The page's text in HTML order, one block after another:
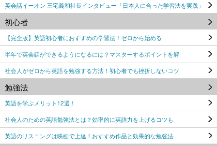
英会話イーオン 三宅義和社長インタビュー「日本人に合った学習法を実践」
初心者
【完全版】英語初心者におすすめの学習法！ゼロから始める
半年で英会話ができるようになるには？マスターするポイントを解
社会人がゼロから英語を勉強する方法！初心者でも挫折しないコツ
勉強法
英語を学ぶメリット12選！
社会人のための英語勉強法とは？効率的に英語力を上げるコツも
英語のリスニングは映画で上達！おすすめ作品と効果的な勉強法